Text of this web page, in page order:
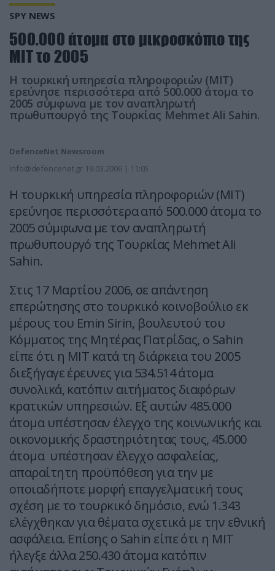
SPY NEWS
500.000 άτομα στο μικροσκόπιο της
ΜΙΤ το 2005
Η τουρκική υπηρεσία πληροφοριών (ΜΙΤ)
ερεύνησε περισσότερα από 500.000 άτομα το
2005 σύμφωνα με τον αναπληρωτή
πρωθυπουργό της Τουρκίας Mehmet Ali Sahin.
DefenceNet Newsroom
info@defencenet.gr 19.03.2006 | 11:05
Η τουρκική υπηρεσία πληροφοριών (ΜΙΤ)
ερεύνησε περισσότερα από 500.000 άτομα το
2005 σύμφωνα με τον αναπληρωτή
πρωθυπουργό της Τουρκίας Mehmet Ali
Sahin.
Στις 17 Μαρτίου 2006, σε απάντηση
επερώτησης στο τουρκικό κοινοβούλιο εκ
μέρους του Emin Sirin, βουλευτού του
Κόμματος της Μητέρας Πατρίδας, ο Sahin
είπε ότι η ΜΙΤ κατά τη διάρκεια του 2005
διεξήγαγε έρευνες για 534.514 άτομα
συνολικά, κατόπιν αιτήματος διαφόρων
κρατικών υπηρεσιών. Εξ αυτών 485.000
άτομα υπέστησαν έλεγχο της κοινωνικής και
οικονομικής δραστηριότητας τους, 45.000
άτομα υπέστησαν έλεγχο ασφαλείας,
απαραίτητη προϋπόθεση για την με
οποιαδήποτε μορφή επαγγελματική τους
σχέση με το τουρκικό δημόσιο, ενώ 1.343
ελέγχθηκαν για θέματα σχετικά με την εθνική
ασφάλεια. Επίσης ο Sahin είπε ότι η MIT
ήλεγξε άλλα 250.430 άτομα κατόπιν